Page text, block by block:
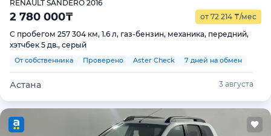
RENAULT SANDERO 2016
2 780 000₸ от 72 214 ₸/мес
С пробегом 257 304 км, 1.6 л, газ-бензин, механика, передний,
хэтчбек 5 дв., серый
От собственника Проверено Aster Check 7 дней на обмен
Астана 3 августа